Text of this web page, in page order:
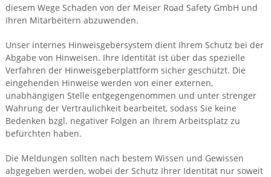
diesem Wege Schaden von der Meiser Road Safety GmbH und
Ihren Mitarbeitern abzuwenden.
Unser internes Hinweisgebersystem dient Ihrem Schutz bei der
Abgabe von Hinweisen. Ihre Identität ist über das spezielle
Verfahren der Hinweisgeberplattform sicher geschützt. Die
eingehenden Hinweise werden von einer externen,
unabhängigen Stelle entgegengenommen und unter strenger
Wahrung der Vertraulichkeit bearbeitet, sodass Sie keine
Bedenken bzgl. negativer Folgen an Ihrem Arbeitsplatz zu
befürchten haben.
Die Meldungen sollten nach bestem Wissen und Gewissen
abgegeben werden, wobei der Schutz Ihrer Identität nur soweit